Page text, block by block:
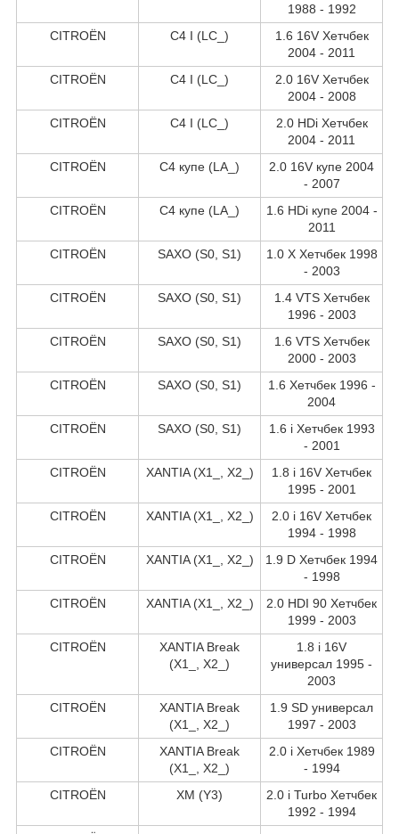
1988 - 1992
CITROËN
C4 I (LC_)
1.6 16V Хетчбек
2004 - 2011
CITROËN
C4 I (LC_)
2.0 16V Хетчбек
2004 - 2008
CITROËN
C4 I (LC_)
2.0 HDi Хетчбек
2004 - 2011
CITROËN
C4 купе (LA_)
2.0 16V купе 2004
- 2007
CITROËN
C4 купе (LA_)
1.6 HDi купе 2004 -
2011
CITROËN
SAXO (S0, S1)
1.0 X Хетчбек 1998
- 2003
CITROËN
SAXO (S0, S1)
1.4 VTS Хетчбек
1996 - 2003
CITROËN
SAXO (S0, S1)
1.6 VTS Хетчбек
2000 - 2003
CITROËN
SAXO (S0, S1)
1.6 Хетчбек 1996 -
2004
CITROËN
SAXO (S0, S1)
1.6 i Хетчбек 1993
- 2001
CITROËN
XANTIA (X1_, X2_)
1.8 i 16V Хетчбек
1995 - 2001
CITROËN
XANTIA (X1_, X2_)
2.0 i 16V Хетчбек
1994 - 1998
CITROËN
XANTIA (X1_, X2_)
1.9 D Хетчбек 1994
- 1998
CITROËN
XANTIA (X1_, X2_)
2.0 HDI 90 Хетчбек
1999 - 2003
CITROËN
XANTIA Break
(X1_, X2_)
1.8 i 16V
универсал 1995 -
2003
CITROËN
XANTIA Break
(X1_, X2_)
1.9 SD универсал
1997 - 2003
CITROËN
XANTIA Break
(X1_, X2_)
2.0 i Хетчбек 1989
- 1994
CITROËN
XM (Y3)
2.0 i Turbo Хетчбек
1992 - 1994